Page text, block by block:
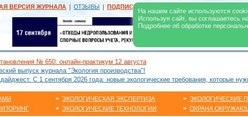
На нашем сайте используются
Используя сайт, вы соглашаетесь
Подробнее об обработке
ВЕРСИЯ ЖУРНАЛА ОТЗЫВЫ ПОДПИСКА | В ЖУРНАЛЕ В
№ 650: онлайн-практикум 12 августа
выпуск журнала "Экология производства"!
С 1 сентября 2026 года: новые экологические требования, которые
ЭКОЛОГИЧЕСКАЯ ЭКСПЕРТИЗА
ЭКОЛОГИЧЕСКИЕ ТЕХНОЛОГИИ
ЭКОЛОГИЧЕСКИЕ
ОХРАНА